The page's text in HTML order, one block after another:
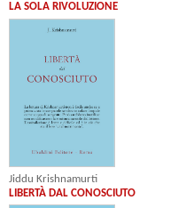
LA SOLA RIVOLUZIONE
Jiddu Krishnamurti
LIBERTÀ DAL CONOSCIUTO